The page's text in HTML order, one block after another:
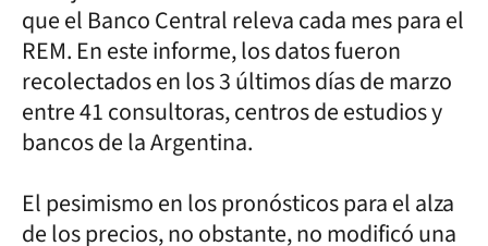
que el Banco Central releva cada mes para el
REM. En este informe, los datos fueron
recolectados en los 3 últimos días de marzo
entre 41 consultoras, centros de estudios y
bancos de la Argentina.
El pesimismo en los pronósticos para el alza
de los precios, no obstante, no modificó una